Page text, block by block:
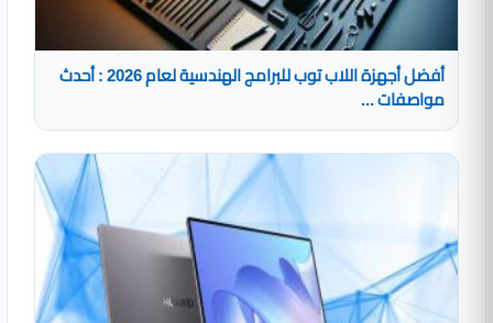
أفضل أجهزة اللاب توب للبرامج الهندسية لعام 2026 : أحدث
مواصفات ...